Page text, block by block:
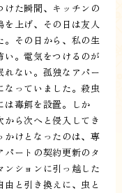
けた瞬間、キッチンの
を上げ、その日は友人
。その日から、私の生
。電気をつけるのが
ない。孤独なアパー
なっていました。殺虫
は毒餌を設置。しか
から次へと侵入してき
かけとなったのは、専
ートの契約更新のタ
ンションに引っ越した
由と引き換えに、虫と